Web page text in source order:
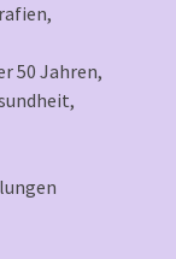
50 Jahren,